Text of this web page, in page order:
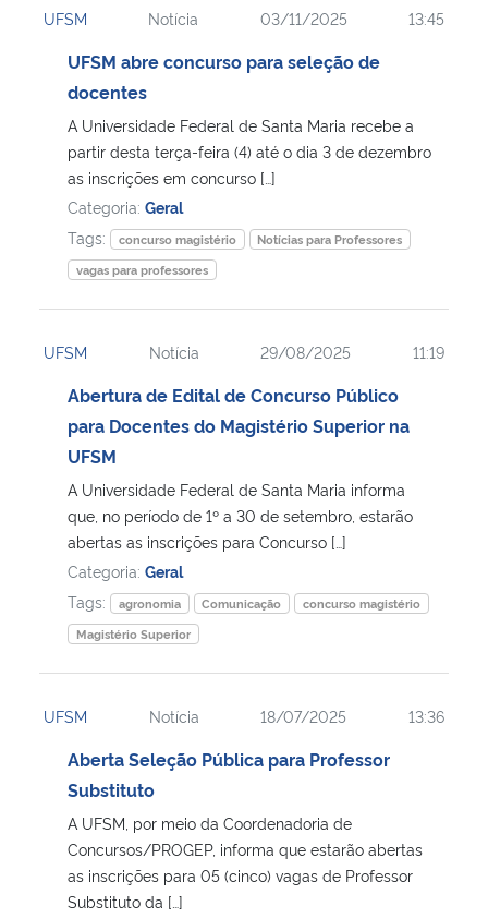
Ministério da Cidadania
Ministério de Minas e Energia
Ministério da Ciência, Tecnologia, Inovações e Comunicações
Ministério do Meio Ambiente
Ministério do Turismo
Ministério do Desenvolvimento Regional
Controladoria-Geral da União
Ministério da Mulher, da Família e dos Direitos Humanos
Secretaria-Geral
Secretaria de Governo
Advocacia-Geral da União
Banco Central do Brasil
UFSM Notícia 03/11/2025 13:45
UFSM abre concurso para seleção de
docentes
A Universidade Federal de Santa Maria recebe a
partir desta terça-feira (4) até o dia 3 de dezembro
as inscrições em concurso […]
Categoria: Geral
Tags:
concurso magistério
Notícias para Professores
vagas para professores
UFSM Notícia 29/08/2025 11:19
Abertura de Edital de Concurso Público
para Docentes do Magistério Superior na
UFSM
A Universidade Federal de Santa Maria informa
que, no período de 1º a 30 de setembro, estarão
abertas as inscrições para Concurso […]
Categoria: Geral
Tags:
agronomia Comunicação
concurso magistério
Magistério Superior
UFSM Notícia 18/07/2025 13:36
Aberta Seleção Pública para Professor
Substituto
A UFSM, por meio da Coordenadoria de
Concursos/PROGEP, informa que estarão abertas
as inscrições para 05 (cinco) vagas de Professor
Substituto da […]